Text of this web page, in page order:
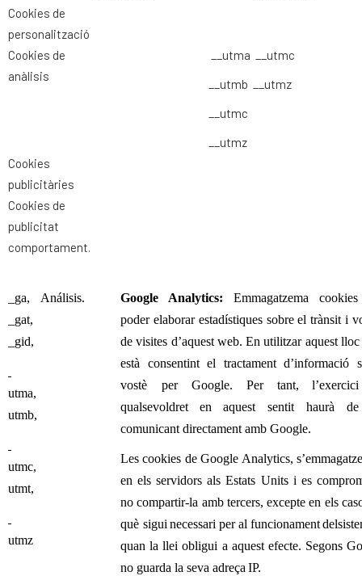
Cookies de
personalització
Cookies de
anàlisis
__utma
__utmb
__utmc
__utmz
__utmc
__utmz
Cookies
publicitàries
Cookies de
publicitat
comportament.
_ga,
_gat,
_gid,
utma,
utmb,
utmc,
utmt,
utmz
Análisis. Google Analytics: Emmagatzema
poder elaborar estadístiques sobre el trànsit i
de visites d’aquest web. En utilitzar aquest
està consentint el tractament d’informació
vostè per Google.
Per tant,
l’exercici
qualsevoldret en
aquest sentit haurà
comunicant directament amb Google.
Les cookies de Google Analytics,
en els servidors als Estats Units i es
no compartir-la amb tercers, excepte en els
què sigui necessari per al funcionament del
quan la llei obligui a aquest efecte. Segons
no guarda la seva adreça IP.